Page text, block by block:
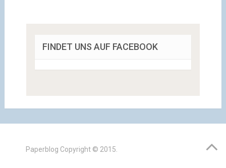
FINDET UNS AUF FACEBOOK
Paperblog Copyright © 2015.